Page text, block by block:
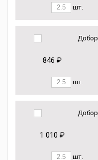
шт.
846 ₽
шт.
1 010 ₽
шт.